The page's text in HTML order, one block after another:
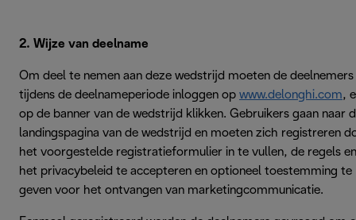
2. Wijze van deelname
Om deel te nemen aan deze wedstrijd moeten de deelnemers
tijdens de deelnameperiode inloggen op www.delonghi.com,
op de banner van de wedstrijd klikken. Gebruikers gaan naar
landingspagina van de wedstrijd en moeten zich registreren
het voorgestelde registratieformulier in te vullen, de regels en
het privacybeleid te accepteren en optioneel toestemming te
geven voor het ontvangen van marketingcommunicatie.